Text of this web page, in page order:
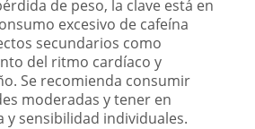
de peso, la clave está en
excesivo de cafeína
secundarios como
del ritmo cardíaco y
Se recomienda consumir
moderadas y tener en
y sensibilidad individuales.